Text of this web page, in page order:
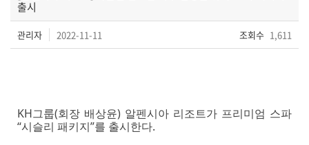
출시
관리자 2022-11-11 조회수 1,611
KH그룹(회장 배상윤) 알펜시아 리조트가 프리미엄 스파
“시슬리 패키지”를 출시한다.